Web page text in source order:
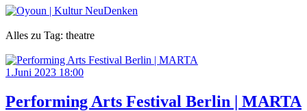
Alles zu Tag: theatre
1.Juni 2023 18:00
Performing Arts Festival Berlin | MARTA